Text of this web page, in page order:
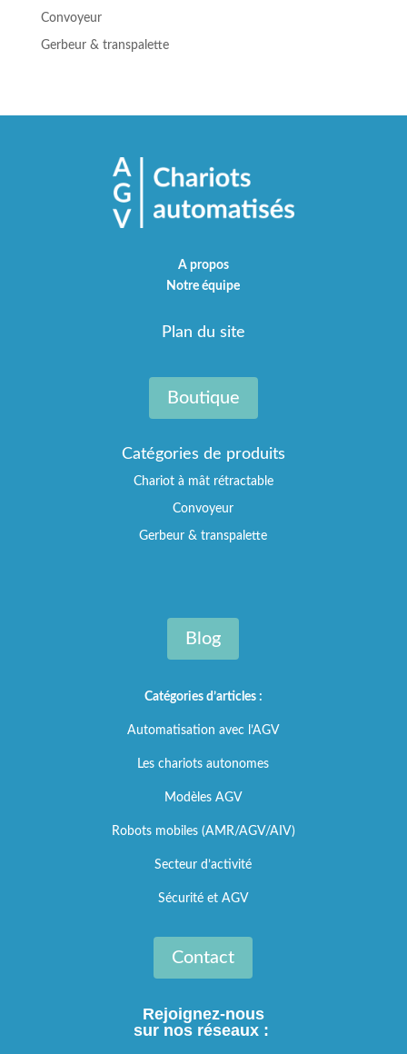
Convoyeur
Gerbeur & transpalette
A propos
Notre équipe
Plan du site
Boutique
Catégories de produits
Chariot à mât rétractable
Convoyeur
Gerbeur & transpalette
Blog
Catégories d’articles :
Automatisation avec l’AGV
Les chariots autonomes
Modèles AGV
Robots mobiles (AMR/AGV/AIV)
Secteur d’activité
Sécurité et AGV
Contact
Rejoignez-nous
sur nos réseaux :